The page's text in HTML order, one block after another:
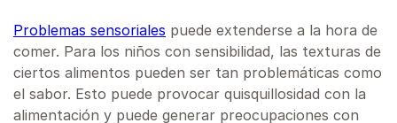
Problemas sensoriales puede extenderse a la hora de
comer. Para los niños con sensibilidad, las texturas de
ciertos alimentos pueden ser tan problemáticas como
el sabor. Esto puede provocar quisquillosidad con la
alimentación y puede generar preocupaciones con